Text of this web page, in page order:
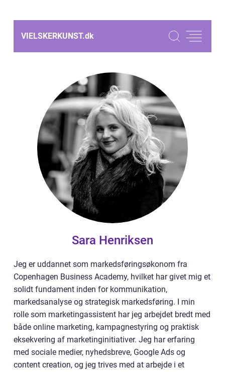
VIELSKERKUNST.dk
Sara Henriksen
Jeg er uddannet som markedsføringsøkonom fra
Copenhagen Business Academy, hvilket har givet mig et
solidt fundament inden for kommunikation,
markedsanalyse og strategisk markedsføring. I min
rolle som marketingassistent har jeg arbejdet bredt med
både online marketing, kampagnestyring og praktisk
eksekvering af marketinginitiativer. Jeg har erfaring
med sociale medier, nyhedsbreve, Google Ads og
content creation, og jeg trives med at arbejde i et